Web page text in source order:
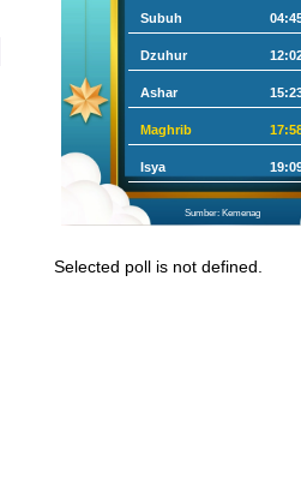
Subuh
Dzuhur
Ashar
Maghrib
Isya
Sumber: Kemenag
Selected poll is not defined.